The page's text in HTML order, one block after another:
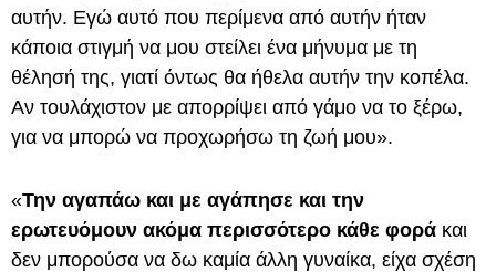
αυτήν. Εγώ αυτό που περίμενα από αυτήν ήταν
κάποια στιγμή να μου στείλει ένα μήνυμα με τη
θέλησή της, γιατί όντως θα ήθελα αυτήν την κοπέλα.
Αν τουλάχιστον με απορρίψει από γάμο να το ξέρω,
για να μπορώ να προχωρήσω τη ζωή μου».
«Την αγαπάω και με αγάπησε και την
ερωτευόμουν ακόμα περισσότερο κάθε φορά και
δεν μπορούσα να δω καμία άλλη γυναίκα, είχα σχέση